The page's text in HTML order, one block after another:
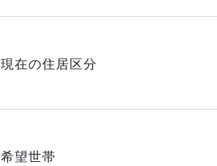
現在の住居区分
希望世帯